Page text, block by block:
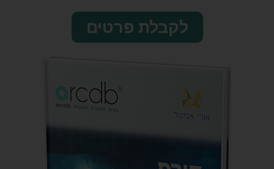
לקבלת פרטים